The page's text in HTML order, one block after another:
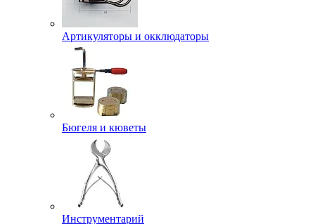
Артикуляторы и окклюдаторы
Бюгеля и кюветы
Инструментарий